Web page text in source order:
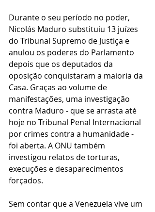
Durante o seu período no poder,
Nicolás Maduro substituiu 13 juízes
do Tribunal Supremo de Justiça e
anulou os poderes do Parlamento
depois que os deputados da
oposição conquistaram a maioria da
Casa. Graças ao volume de
manifestações, uma investigação
contra Maduro - que se arrasta até
hoje no Tribunal Penal Internacional
por crimes contra a humanidade -
foi aberta. A ONU também
investigou relatos de torturas,
execuções e desaparecimentos
forçados.
Sem contar que a Venezuela vive um